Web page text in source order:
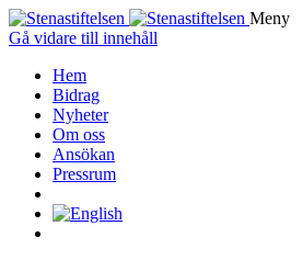
Meny
Gå vidare till innehåll
Hem
Bidrag
Nyheter
Om oss
Ansökan
Pressrum